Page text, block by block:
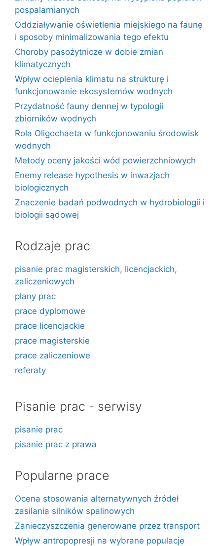
pospalarnianych
Oddziaływanie oświetlenia miejskiego na faunę
i sposoby minimalizowania tego efektu
Choroby pasożytnicze w dobie zmian
klimatycznych
Wpływ ocieplenia klimatu na strukturę i
funkcjonowanie ekosystemów wodnych
Przydatność fauny dennej w typologii
zbiorników wodnych
Rola Oligochaeta w funkcjonowaniu środowisk
wodnych
Metody oceny jakości wód powierzchniowych
Enemy release hypothesis w inwazjach
biologicznych
Znaczenie badań podwodnych w hydrobiologii i
biologii sądowej
Rodzaje prac
pisanie prac magisterskich, licencjackich,
zaliczeniowych
plany prac
prace dyplomowe
prace licencjackie
prace magisterskie
prace zaliczeniowe
referaty
Pisanie prac - serwisy
pisanie prac
pisanie prac z prawa
Popularne prace
Ocena stosowania alternatywnych źródeł
zasilania silników spalinowych
Zanieczyszczenia generowane przez transport
Wpływ antropopresji na wybrane populacje